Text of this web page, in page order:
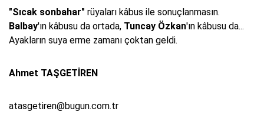
"Sıcak sonbahar" rüyaları kâbus ile sonuçlanmasın.
Balbay'ın kâbusu da ortada, Tuncay Özkan'ın kâbusu da...
Ayakların suya erme zamanı çoktan geldi.
Ahmet TAŞGETİREN
atasgetiren@bugun.com.tr